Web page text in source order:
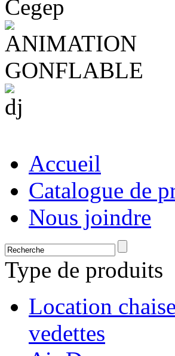
Accueil
Catalogue de
Nous joindre
Type de produits
Location
vedettes